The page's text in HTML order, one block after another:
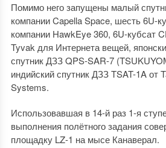
Помимо него запущены малый
компании Capella Space, шесть 6U-
компании HawkEye 360, 6U-кубсат
Tyvak для Интернета вещей,
спутник ДЗЗ QPS-SAR-7
индийский спутник ДЗЗ TSAT-1A от
Systems.
Использовавшая в 14-й раз 1-я
выполнения полётного задания
площадку LZ-1 на мысе Канаверал.